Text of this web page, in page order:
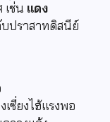
เช่น แดง
บปราสาทดิสนีย์
ซี่ยงไฮ้แรงพอ